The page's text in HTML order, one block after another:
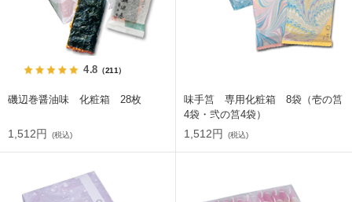
4.8（211）
磯辺巻醤油味 化粧箱 28枚
1,512円 (税込)
味手筥 専用化粧箱 8袋（壱の筥
4袋・弐の筥4袋）
1,512円 (税込)